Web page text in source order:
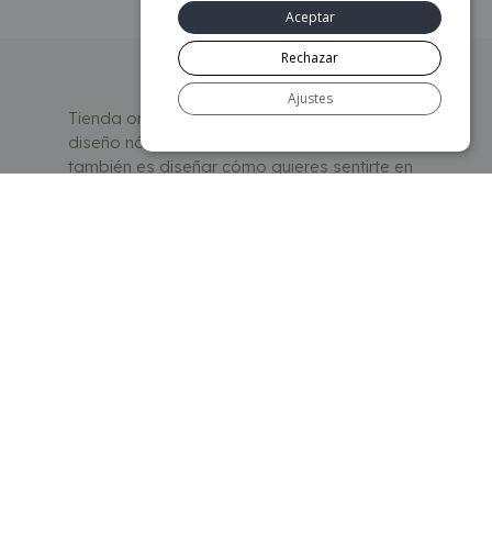
Tienda online especializada en mobiliario de
diseño nórdico. Porque diseñar un hogar
también es diseñar cómo quieres sentirte en
Aceptar
Rechazar
Ajustes